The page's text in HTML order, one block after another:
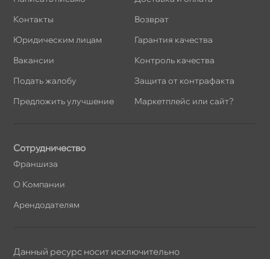
Контакты
Юридическим лицам
акансии
Подать жалобу
Предложить улучшение
озврат
Гарантия качества
Контроль качества
Защита от контрафакта
Маркетплейс или сайт?
Сотрудничество
Франшиза
О Компании
Арендодателям
Данный ресурс носит исключительно